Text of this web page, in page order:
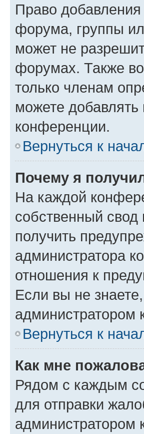
Право
форума, группы
может не
форумах. Также
только членам
можете
конференции.
Вернуться к
Почему я
На каждой
собственный
получить
администратора
отношения к
Если вы не
администратором
Вернуться к
Как мне
Рядом с каждым
для отправки
администратором